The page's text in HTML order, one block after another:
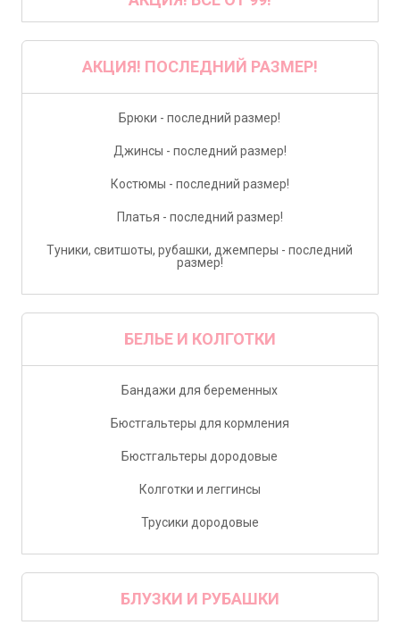
АКЦИЯ! ПОСЛЕДНИЙ РАЗМЕР!
Брюки - последний размер!
Джинсы - последний размер!
Костюмы - последний размер!
Платья - последний размер!
Туники, свитшоты, рубашки, джемперы - последний
размер!
БЕЛЬЕ И КОЛГОТКИ
Бандажи для беременных
Бюстгальтеры для кормления
Бюстгальтеры дородовые
Колготки и леггинсы
Трусики дородовые
БЛУЗКИ И РУБАШКИ